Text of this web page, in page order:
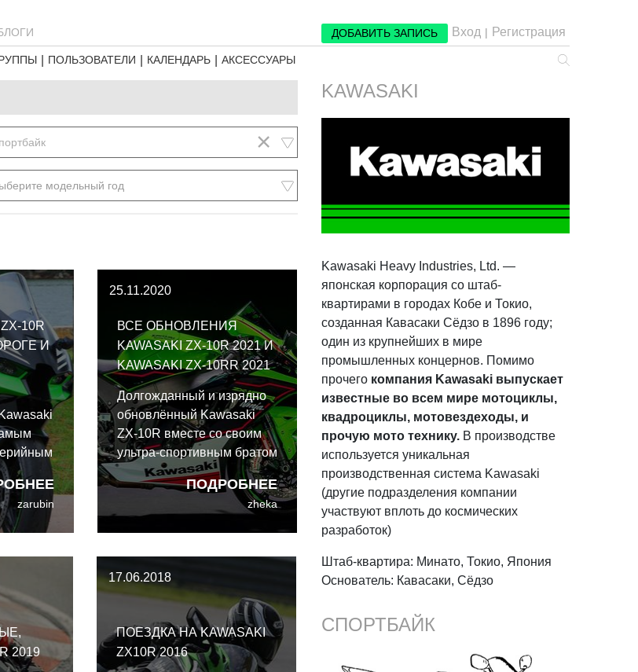
ДОБАВИТЬ ЗАПИСЬ Вход | Регистрация
ПОЛЬЗОВАТЕЛИ КАЛЕНДАРЬ АКСЕССУАРЫ
×
модельный год
10R
И
и он
в
и
zarubin
25.11.2020
ВСЕ ОБНОВЛЕНИЯ
KAWASAKI ZX-10R 2021 И
KAWASAKI ZX-10RR 2021
ПОДРОБНЕЕ
Долгожданный и изрядно
обновлённый Kawasaki
ZX-10R вместе со своим
ультра-спортивным братом
ZX-10RR получат новый
дизайн, новые диодные
уровень и позволяющих
успешно конкурировать с
новинками соперников.
zheka
2019
17.06.2018
ПОЕЗДКА НА KAWASAKI
ZX10R 2016
KAWASAKI
Kawasaki Heavy Industries, Ltd. —
японская корпорация со штаб-
квартирами в городах Кобе и Токио,
созданная Кавасаки Сёдзо в 1896 году;
один из крупнейших в мире
промышленных концернов. Помимо
прочего компания Kawasaki выпускает
известные во всем мире мотоциклы,
квадроциклы, мотовездеходы, и
прочую мото технику. В производстве
используется уникальная
производственная система Kawasaki
(другие подразделения компании
участвуют вплоть до космических
разработок)
Штаб-квартира: Минато, Токио, Япония
Основатель: Кавасаки, Сёдзо
СПОРТБАЙК